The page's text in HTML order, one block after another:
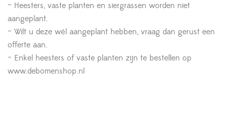
– Heesters, vaste planten en siergrassen worden niet
aangeplant.
– Wilt u deze wél aangeplant hebben, vraag dan gerust een
offerte aan.
– Enkel heesters of vaste planten zijn te bestellen op
www.debomenshop.nl